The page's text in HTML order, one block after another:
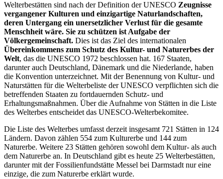
Welterbestätten sind nach der Definition der UNESCO Zeugnisse
vergangener Kulturen und einzigartige Naturlandschaften,
deren Untergang ein unersetzlicher Verlust für die gesamte
Menschheit wäre. Sie zu schützen ist Aufgabe der
Völkergemeinschaft. Dies ist das Ziel des internationalen
Übereinkommens zum Schutz des Kultur- und Naturerbes der
Welt, das die UNESCO 1972 beschlossen hat. 167 Staaten,
darunter auch Deutschland, Dänemark und die Niederlande, haben
die Konvention unterzeichnet. Mit der Benennung von Kultur- und
Naturstätten für die Welterbeliste der UNESCO verpflichten sich die
betreffenden Staaten zu fortdauernden Schutz- und
Erhaltungsmaßnahmen. Über die Aufnahme von Stätten in die Liste
des Welterbes entscheidet das UNESCO-Welterbekomitee.
Die Liste des Welterbes umfasst derzeit insgesamt 721 Stätten in 124
Ländern. Davon zählen 554 zum Kulturerbe und 144 zum
Naturerbe. Weitere 23 Stätten gehören sowohl dem Kultur- als auch
dem Naturerbe an. In Deutschland gibt es heute 25 Welterbestätten,
darunter mit der Fossilienfundstätte Messel bei Darmstadt nur eine
einzige, die zum Naturerbe erklärt wurde.